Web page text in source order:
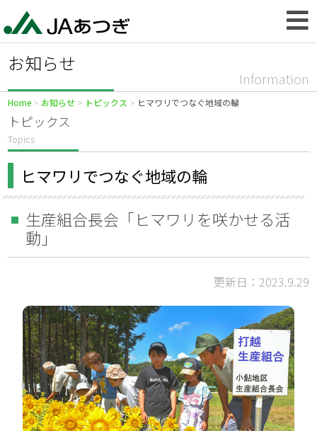
お知らせ
Information
Home お知らせ トピックス ヒマワリでつなぐ地域の輪
トピックス
Topics
ヒマワリでつなぐ地域の輪
生産組合長会「ヒマワリを咲かせる活
動」
更新日：2023.9.29